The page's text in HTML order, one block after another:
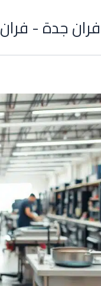
جدة - فران 1